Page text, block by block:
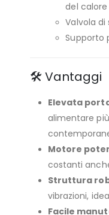
del calore
Valvola
Supporto
🛠️ Vantaggi
Elevata
alimentare
Motore
costanti
Struttura
vibrazioni,
Facile